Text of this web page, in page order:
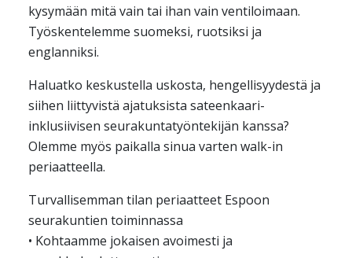
kysymään mitä vain tai ihan vain ventiloimaan.
Työskentelemme suomeksi, ruotsiksi ja
englanniksi.
Haluatko keskustella uskosta, hengellisyydestä ja
siihen liittyvistä ajatuksista sateenkaari-
inklusiivisen seurakuntatyöntekijän kanssa?
Olemme myös paikalla sinua varten walk-in
periaatteella.
Turvallisemman tilan periaatteet Espoon
seurakuntien toiminnassa
• Kohtaamme jokaisen avoimesti ja